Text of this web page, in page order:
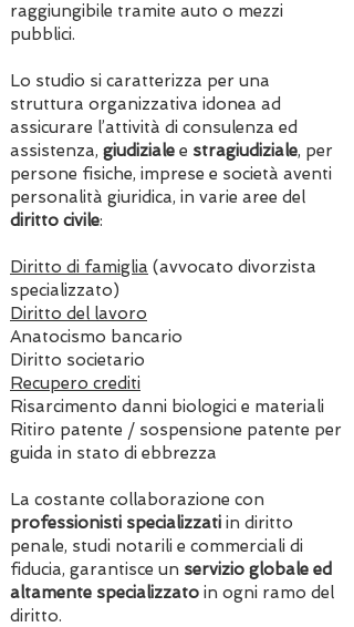
raggiungibile tramite auto o mezzi
pubblici.
Lo studio si caratterizza per una
struttura organizzativa idonea ad
assicurare l’attività di consulenza ed
assistenza, giudiziale e stragiudiziale, per
persone fisiche, imprese e società aventi
personalità giuridica, in varie aree del
diritto civile: ​
Diritto di famiglia (avvocato divorzista
specializzato)
Diritto del lavoro
Anatocismo bancario
Diritto societario
Recupero crediti
Risarcimento danni biologici e materiali
Ritiro patente / sospensione patente per
guida in stato di ebbrezza
La costante collaborazione con
professionisti specializzati in diritto
penale, studi notarili e commerciali di
fiducia, garantisce un servizio globale ed
altamente specializzato in ogni ramo del
diritto.